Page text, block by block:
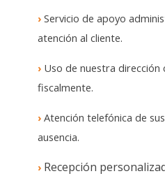
› Servicio de apoyo
atención al cliente.
› Uso de nuestra dirección
fiscalmente.
› Atención telefónica de
ausencia.
› Recepción